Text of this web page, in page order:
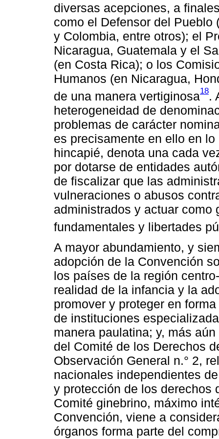
diversas acepciones, a
como el Defensor del Pueblo
y Colombia, entre otros); el
Nicaragua, Guatemala y el
(en Costa Rica); o los
Humanos (en Nicaragua,
de una manera vertiginosa18.
heterogeneidad de
problemas de carácter
es precisamente en ello en
hincapié, denota una cada
por dotarse de entidades
de fiscalizar que las
vulneraciones o abusos
administrados y actuar como
fundamentales y libertades
A mayor abundamiento, y
adopción de la Convención
los países de la región
realidad de la infancia y la
promover y proteger en
de instituciones
manera paulatina; y, más
del Comité de los Derechos
Observación General n.° 2,
nacionales independientes
y protección de los derechos
Comité ginebrino, máximo
Convención, viene a
órganos forma parte del